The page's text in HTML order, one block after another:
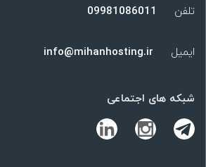
تلفن 09981086011
ایمیل info@mihanhosting.ir
شبکه های اجتماعی